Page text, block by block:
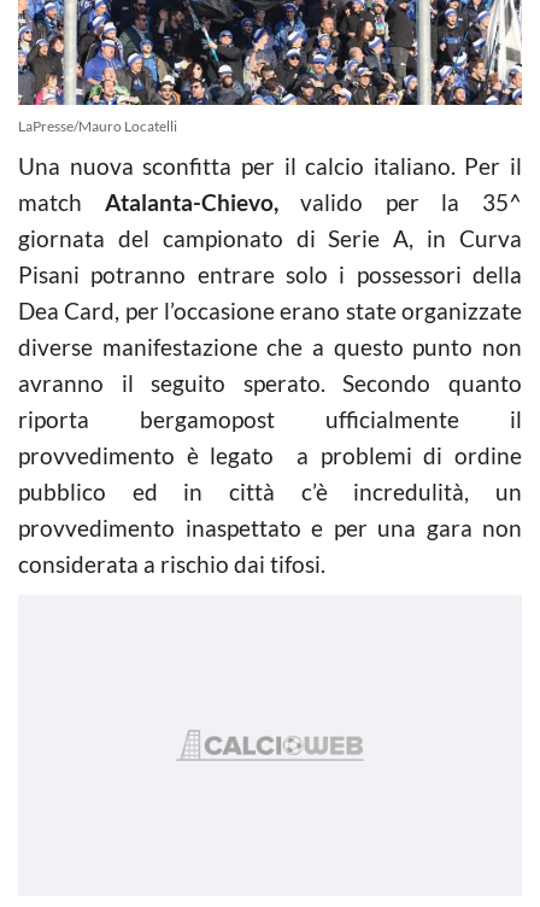
LaPresse/Mauro Locatelli
Una nuova sconfitta per il calcio italiano. Per il
match Atalanta-Chievo,valido per la 35^
giornata del campionato di Serie A, in Curva
Pisani potranno entrare solo i possessori della
Dea Card, per l’occasione erano state organizzate
diverse manifestazione che a questo punto non
avranno il seguito sperato. Secondo quanto
riporta bergamopost ufficialmente il
provvedimento è legato a problemi di ordine
pubblico ed in città c’è incredulità, un
provvedimento inaspettato e per una gara non
considerata a rischio dai tifosi.